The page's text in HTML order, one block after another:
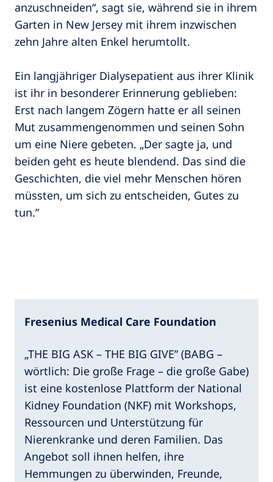
anzuschneiden“, sagt sie, während sie in ihrem
Garten in New Jersey mit ihrem inzwischen
zehn Jahre alten Enkel herumtollt.
Ein langjähriger Dialysepatient aus ihrer Klinik
ist ihr in besonderer Erinnerung geblieben:
Erst nach langem Zögern hatte er all seinen
Mut zusammengenommen und seinen Sohn
um eine Niere gebeten. „Der sagte ja, und
beiden geht es heute blendend. Das sind die
Geschichten, die viel mehr Menschen hören
müssten, um sich zu entscheiden, Gutes zu
tun.”
Fresenius Medical Care Foundation
„THE BIG ASK – THE BIG GIVE” (BABG –
wörtlich: Die große Frage – die große Gabe)
ist eine kostenlose Plattform der National
Kidney Foundation (NKF) mit Workshops,
Ressourcen und Unterstützung für
Nierenkranke und deren Familien. Das
Angebot soll ihnen helfen, ihre
Hemmungen zu überwinden, Freunde,